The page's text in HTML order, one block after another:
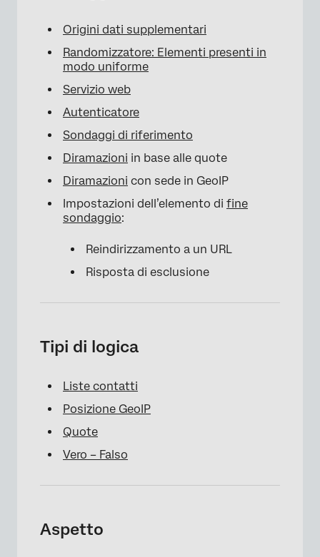
Origini dati supplementari
Randomizzatore: Elementi presenti in
modo uniforme
Servizio web
Autenticatore
Sondaggi di riferimento
Diramazioni in base alle quote
Diramazioni con sede in GeoIP
Impostazioni dell’elemento di fine
sondaggio:
Reindirizzamento a un URL
Risposta di esclusione
Tipi di logica
Liste contatti
Posizione GeoIP
Quote
Vero – Falso
Aspetto